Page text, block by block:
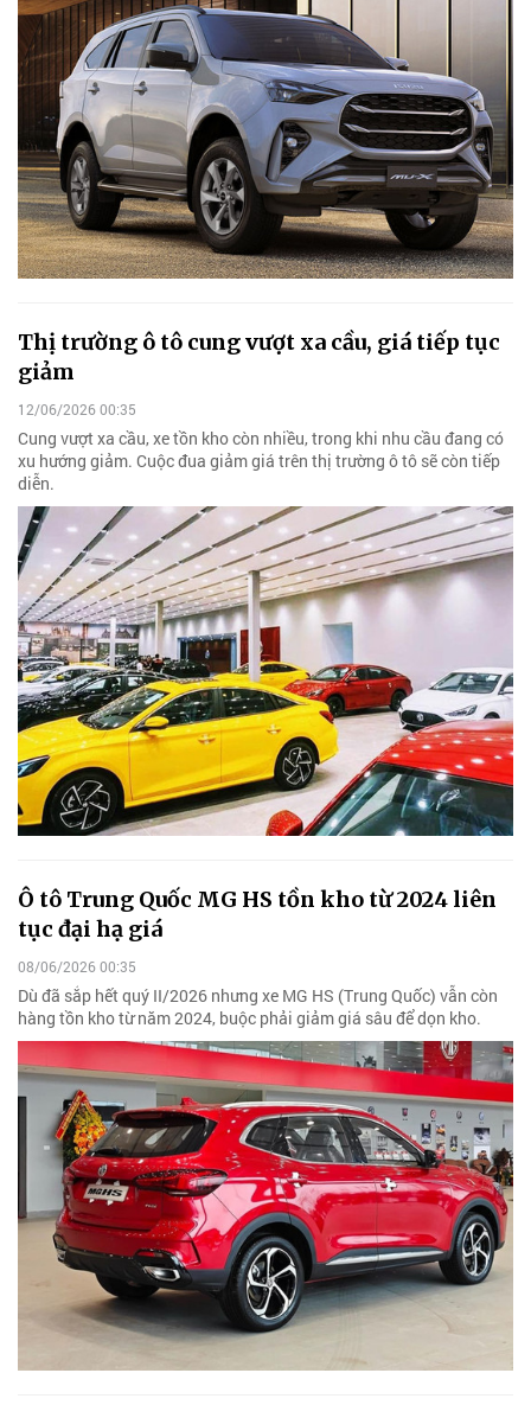
Thị trường ô tô cung vượt xa cầu, giá tiếp tục
giảm
12/06/2026 00:35
Cung vượt xa cầu, xe tồn kho còn nhiều, trong khi nhu cầu đang có
xu hướng giảm. Cuộc đua giảm giá trên thị trường ô tô sẽ còn tiếp
diễn.
Ô tô Trung Quốc MG HS tồn kho từ 2024 liên
tục đại hạ giá
08/06/2026 00:35
Dù đã sắp hết quý II/2026 nhưng xe MG HS (Trung Quốc) vẫn còn
hàng tồn kho từ năm 2024, buộc phải giảm giá sâu để dọn kho.